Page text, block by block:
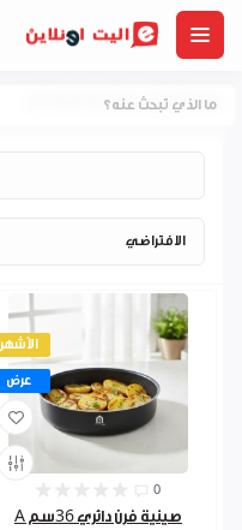
a home by abdeen
الأشهر
عرض
0
صينية فرن دائري 36سم A